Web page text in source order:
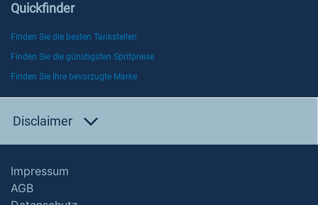
Quickfinder
Finden Sie die besten Tankstellen
Finden Sie die günstigsten Spritpreise
Finden Sie Ihre bevorzugte Marke
Disclaimer
Impressum
AGB